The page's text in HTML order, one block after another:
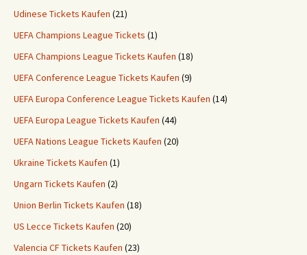
Udinese Tickets Kaufen (21)
UEFA Champions League Tickets (1)
UEFA Champions League Tickets Kaufen (18)
UEFA Conference League Tickets Kaufen (9)
UEFA Europa Conference League Tickets Kaufen (14)
UEFA Europa League Tickets Kaufen (44)
UEFA Nations League Tickets Kaufen (20)
Ukraine Tickets Kaufen (1)
Ungarn Tickets Kaufen (2)
Union Berlin Tickets Kaufen (18)
US Lecce Tickets Kaufen (20)
Valencia CF Tickets Kaufen (23)